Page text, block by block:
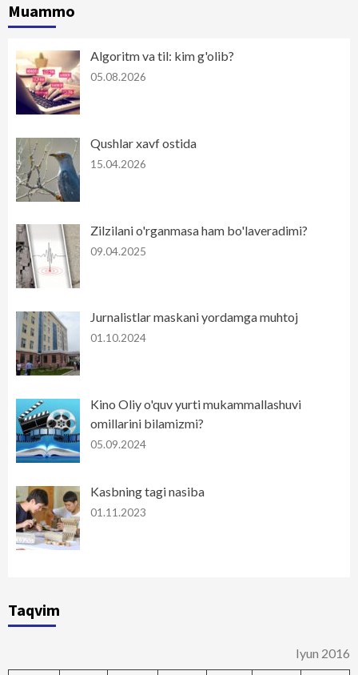
Muammo
Algoritm va til: kim g'olib?
05.08.2026
Qushlar xavf ostida
15.04.2026
Zilzilani o'rganmasa ham bo'laveradimi?
09.04.2025
Jurnalistlar maskani yordamga muhtoj
01.10.2024
Kino Oliy o'quv yurti mukammallashuvi
omillarini bilamizmi?
05.09.2024
Kasbning tagi nasiba
01.11.2023
Taqvim
Iyun 2016